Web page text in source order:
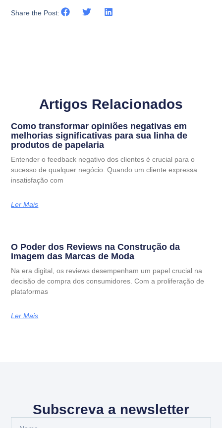
Share the Post:
Artigos Relacionados
Como transformar opiniões negativas em
melhorias significativas para sua linha de
produtos de papelaria
Entender o feedback negativo dos clientes é crucial para o
sucesso de qualquer negócio. Quando um cliente expressa
insatisfação com
Ler Mais
O Poder dos Reviews na Construção da
Imagem das Marcas de Moda
Na era digital, os reviews desempenham um papel crucial na
decisão de compra dos consumidores. Com a proliferação de
plataformas
Ler Mais
Subscreva a newsletter